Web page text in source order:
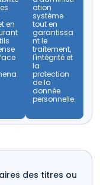
en
ation
système
tout en
garantissa
nt le
traitement,
l'intégrité et
la
protection
de la
donnée
personnelle.
des titres ou